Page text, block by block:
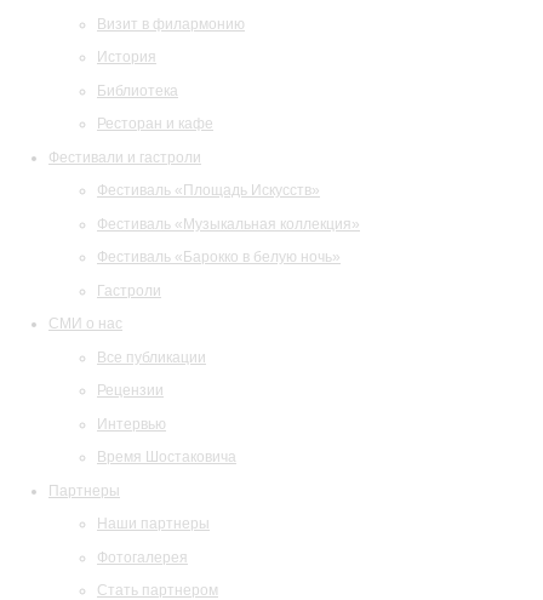
Визит в филармонию
История
Библиотека
Ресторан и кафе
Фестивали и гастроли
Фестиваль «Площадь Искусств»
Фестиваль «Музыкальная коллекция»
Фестиваль «Барокко в белую ночь»
Гастроли
СМИ о нас
Все публикации
Рецензии
Интервью
Время Шостаковича
Партнеры
Наши партнеры
Фотогалерея
Стать партнером